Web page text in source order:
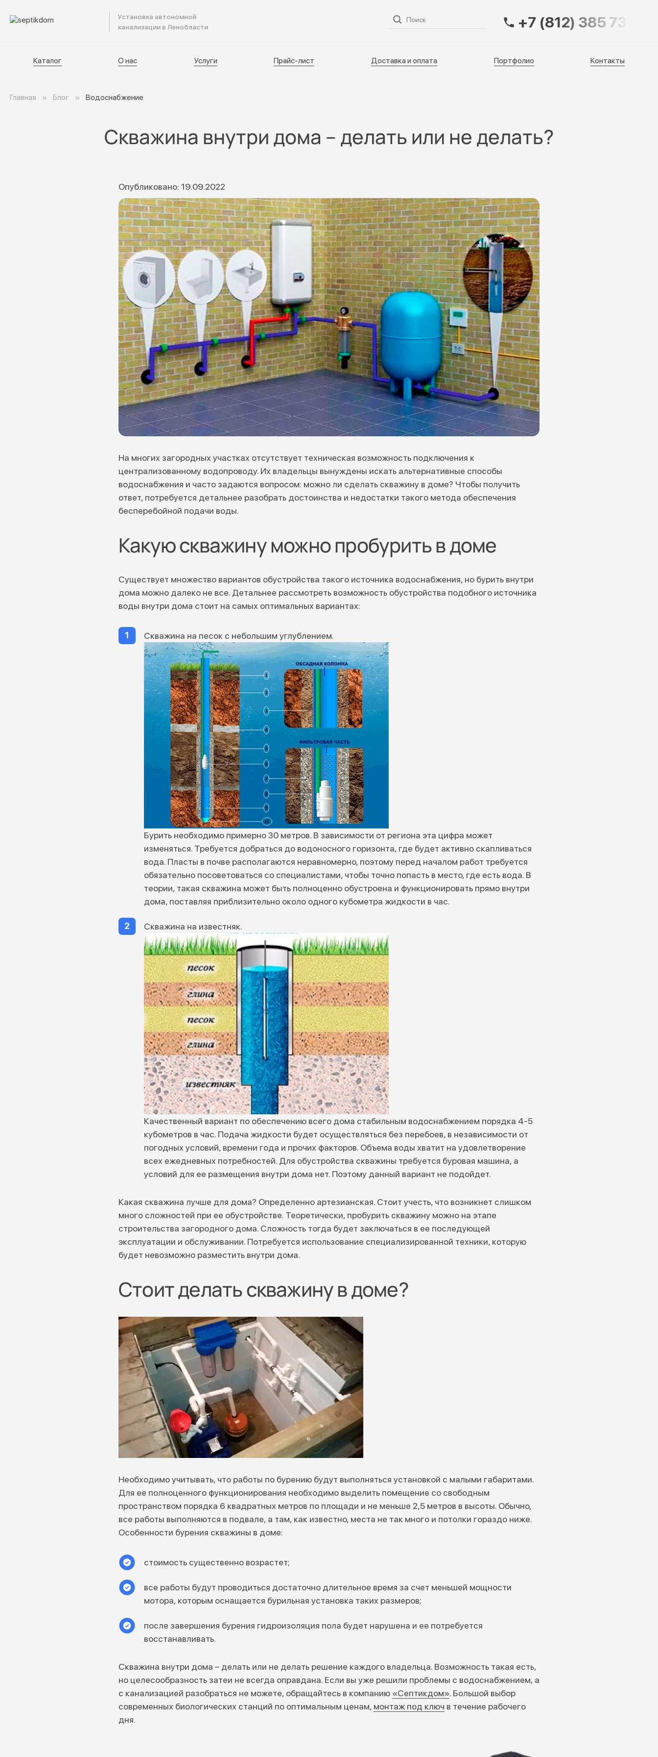
Установка автономной
канализации в Ленобласти
Каталог Доставка и оплата Контакты+7 (812) 385 73 83
Каталог О нас Услуги Прайс-лист Доставка и оплата Портфолио Контакты
Главная Блог Водоснабжение
Скважина внутри дома – делать или не делать?
Опубликовано: 19.09.2022
На многих загородных участках отсутствует техническая возможность подключения к
централизованному водопроводу. Их владельцы вынуждены искать альтернативные способы
водоснабжения и часто задаются вопросом: можно ли сделать скважину в доме? Чтобы получить
ответ, потребуется детальнее разобрать достоинства и недостатки такого метода обеспечения
бесперебойной подачи воды.
Какую скважину можно пробурить в доме
Существует множество вариантов обустройства такого источника водоснабжения, но бурить внутри
дома можно далеко не все. Детальнее рассмотреть возможность обустройства подобного источника
воды внутри дома стоит на самых оптимальных вариантах:
Скважина на песок с небольшим углублением.
Бурить необходимо примерно 30 метров. В зависимости от региона эта цифра может
изменяться. Требуется добраться до водоносного горизонта, где будет активно скапливаться
вода. Пласты в почве располагаются неравномерно, поэтому перед началом работ требуется
обязательно посоветоваться со специалистами, чтобы точно попасть в место, где есть вода. В
теории, такая скважина может быть полноценно обустроена и функционировать прямо внутри
дома, поставляя приблизительно около одного кубометра жидкости в час.
Скважина на известняк.
Качественный вариант по обеспечению всего дома стабильным водоснабжением порядка 4-5
кубометров в час. Подача жидкости будет осуществляться без перебоев, в независимости от
погодных условий, времени года и прочих факторов. Объема воды хватит на удовлетворение
всех ежедневных потребностей. Для обустройства скважины требуется буровая машина, а
условий для ее размещения внутри дома нет. Поэтому данный вариант не подойдет.
Какая скважина лучше для дома? Определенно артезианская. Стоит учесть, что возникнет слишком
много сложностей при ее обустройстве. Теоретически, пробурить скважину можно на этапе
строительства загородного дома. Сложность тогда будет заключаться в ее последующей
эксплуатации и обслуживании. Потребуется использование специализированной техники, которую
будет невозможно разместить внутри дома.
Стоит делать скважину в доме?
Необходимо учитывать, что работы по бурению будут выполняться установкой с малыми габаритами.
Для ее полноценного функционирования необходимо выделить помещение со свободным
пространством порядка 6 квадратных метров по площади и не меньше 2,5 метров в высоты. Обычно,
все работы выполняются в подвале, а там, как известно, места не так много и потолки гораздо ниже.
Особенности бурения скважины в доме:
стоимость существенно возрастет;
все работы будут проводиться достаточно длительное время за счет меньшей мощности
мотора, которым оснащается бурильная установка таких размеров;
после завершения бурения гидроизоляция пола будет нарушена и ее потребуется
восстанавливать.
Скважина внутри дома – делать или не делать решение каждого владельца. Возможность такая есть,
но целесообразность затеи не всегда оправдана. Если вы уже решили проблемы с водоснабжением, а
с канализацией разобраться не можете, обращайтесь в компанию «Септикдом». Большой выбор
современных биологических станций по оптимальным ценам, монтаж под ключ в течение рабочего
дня.